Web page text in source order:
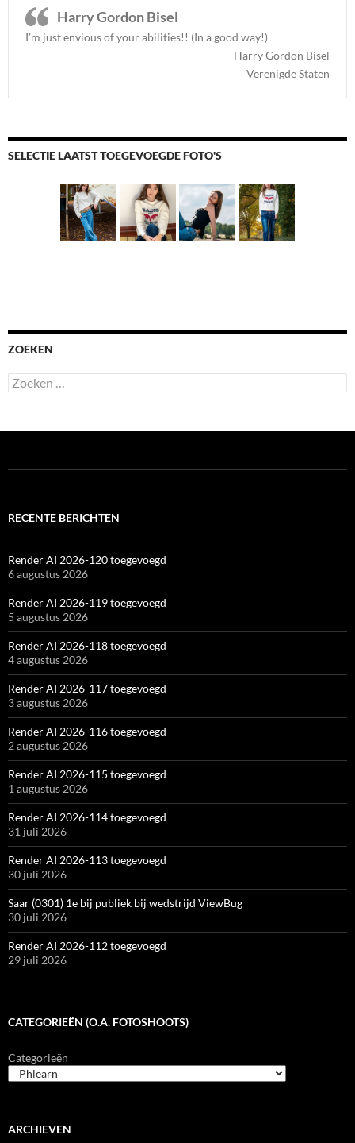
Harry Gordon Bisel
I’m just envious of your abilities!! (In a good way!)
Harry Gordon Bisel
Verenigde Staten
SELECTIE LAATST TOEGEVOEGDE FOTO'S
ZOEKEN
Zoeken
naar:
RECENTE BERICHTEN
Render AI 2026-120 toegevoegd
6 augustus 2026
Render AI 2026-119 toegevoegd
5 augustus 2026
Render AI 2026-118 toegevoegd
4 augustus 2026
Render AI 2026-117 toegevoegd
3 augustus 2026
Render AI 2026-116 toegevoegd
2 augustus 2026
Render AI 2026-115 toegevoegd
1 augustus 2026
Render AI 2026-114 toegevoegd
31 juli 2026
Render AI 2026-113 toegevoegd
30 juli 2026
Saar (0301) 1e bij publiek bij wedstrijd ViewBug
30 juli 2026
Render AI 2026-112 toegevoegd
29 juli 2026
CATEGORIEËN (O.A. FOTOSHOOTS)
Categorieën
ARCHIEVEN